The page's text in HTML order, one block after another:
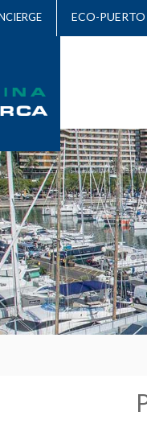
ECO-PUERTO